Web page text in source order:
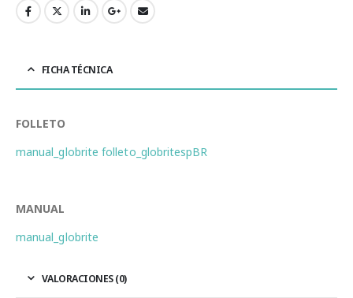
FICHA TÉCNICA
FOLLETO
manual_globrite folleto_globritespBR
MANUAL
manual_globrite
VALORACIONES (0)